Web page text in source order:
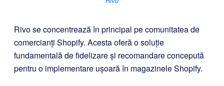
Rivo se concentrează în principal pe comunitatea de
comercianți Shopify. Acesta oferă o soluție
fundamentală de fidelizare și recomandare concepută
pentru o implementare ușoară în magazinele Shopify.